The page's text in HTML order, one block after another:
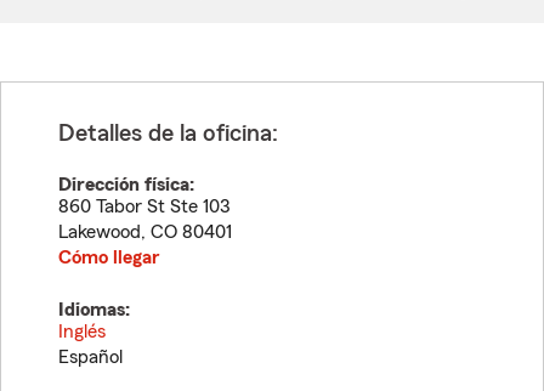
Detalles de la oficina:
Dirección física:
860 Tabor St Ste 103
Lakewood, CO 80401
Cómo llegar
Idiomas:
Inglés
Español